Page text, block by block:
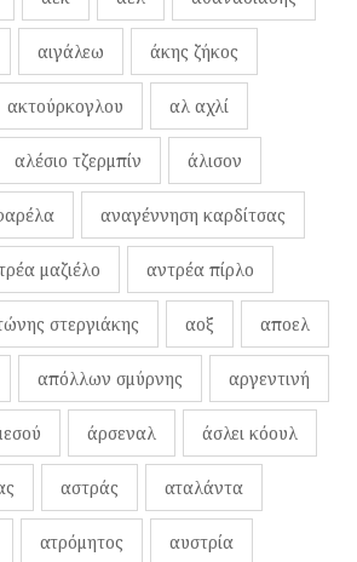
αιγάλεω άκης ζήκος
ακτούρκογλου αλ αχλί
αλέσιο τζερμπίν άλισον
αναγέννηση καρδίτσας
μαζιέλο αντρέα πίρλο
στεργιάκης αοξ αποελ
απόλλων σμύρνης αργεντινή
άρσεναλ άσλει κόουλ
αστράς αταλάντα
ατρόμητος αυστρία